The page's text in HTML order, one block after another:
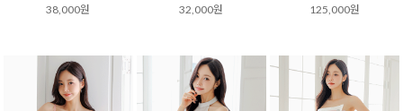
38,000원
32,000원
125,000원